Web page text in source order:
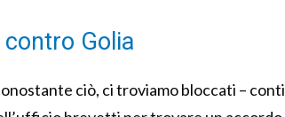
contro Golia
ciò, ci troviamo bloccati –